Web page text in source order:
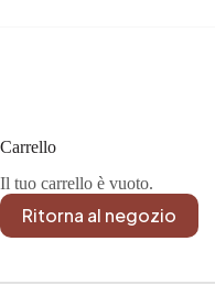
Carrello
Il tuo carrello è vuoto.
Ritorna al negozio